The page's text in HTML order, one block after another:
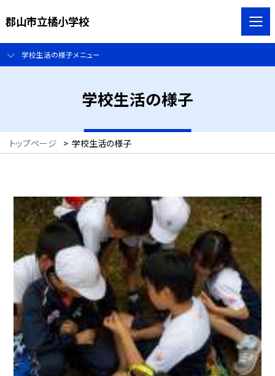
郡山市立橘小学校
学校生活の様子メニュー
学校生活の様子
トップページ > 学校生活の様子